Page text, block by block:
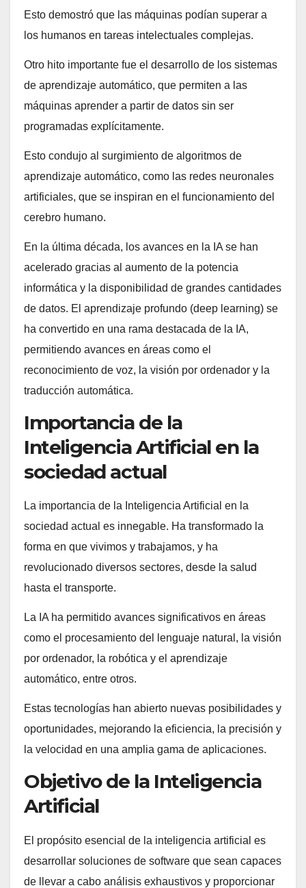
Esto demostró que las máquinas podían superar a
los humanos en tareas intelectuales complejas.
Otro hito importante fue el desarrollo de los sistemas
de aprendizaje automático, que permiten a las
máquinas aprender a partir de datos sin ser
programadas explícitamente.
Esto condujo al surgimiento de algoritmos de
aprendizaje automático, como las redes neuronales
artificiales, que se inspiran en el funcionamiento del
cerebro humano.
En la última década, los avances en la IA se han
acelerado gracias al aumento de la potencia
informática y la disponibilidad de grandes cantidades
de datos. El aprendizaje profundo (deep learning) se
ha convertido en una rama destacada de la IA,
permitiendo avances en áreas como el
reconocimiento de voz, la visión por ordenador y la
traducción automática.
Importancia de la
Inteligencia Artificial en la
sociedad actual
La importancia de la Inteligencia Artificial en la
sociedad actual es innegable. Ha transformado la
forma en que vivimos y trabajamos, y ha
revolucionado diversos sectores, desde la salud
hasta el transporte.
La IA ha permitido avances significativos en áreas
como el procesamiento del lenguaje natural, la visión
por ordenador, la robótica y el aprendizaje
automático, entre otros.
Estas tecnologías han abierto nuevas posibilidades y
oportunidades, mejorando la eficiencia, la precisión y
la velocidad en una amplia gama de aplicaciones.
Objetivo de la Inteligencia
Artificial
El propósito esencial de la inteligencia artificial es
desarrollar soluciones de software que sean capaces
de llevar a cabo análisis exhaustivos y proporcionar